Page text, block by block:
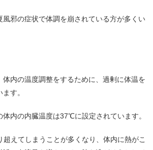
風邪の症状で体調を崩されている方が多くい
体内の温度調整をするために、過剰に体温を
す。
体内の内臓温度は37℃に設定されています。
超えてしまうことが多くなり、体内に熱がこ